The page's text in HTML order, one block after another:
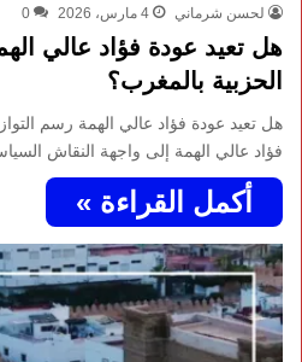
لحسن شرماني 4 مارس، 2026 0
هل تعيد عودة فؤاد عالي
الحزبية بالمغرب؟
هل تعيد عودة فؤاد عالي الهمة رسم
فؤاد عالي الهمة إلى واجهة النقاش
أكمل القراءة »